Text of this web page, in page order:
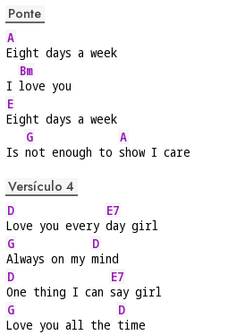
Ponte
A
Eight days a week
I
Bm
love you
E
Eight days a week
Is
G
not enough to
A
show I care
Versículo 4
D
Love you every
E7
day girl
G
Always on my
D
mind
D
One thing I can
E7
say girl
G
Love you all the
D
time